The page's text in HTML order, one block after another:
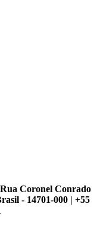
Coronel Conrado
- 14701-000 | +55